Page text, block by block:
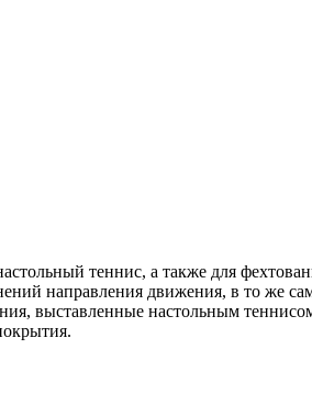
теннис, а также для
направления движения, в то же
выставленные настольным